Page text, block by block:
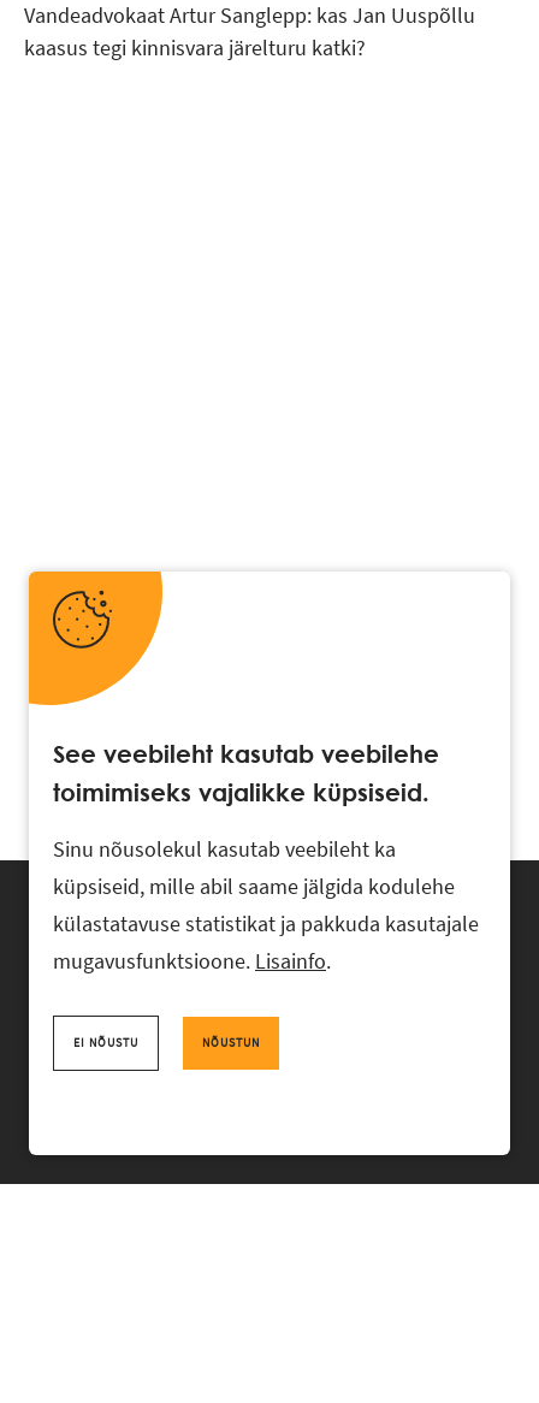
Vandeadvokaat Artur Sanglepp: kas Jan Uuspõllu
kaasus tegi kinnisvara järelturu katki?
+372 618 0820,rask@rask.ee
See veebileht kasutab veebilehe
toimimiseks vajalikke küpsiseid.
Sinu nõusolekul kasutab veebileht ka
küpsiseid, mille abil saame jälgida kodulehe
külastatavuse statistikat ja pakkuda kasutajale
mugavusfunktsioone. Lisainfo.
EI NÕUSTU NÕUSTUN